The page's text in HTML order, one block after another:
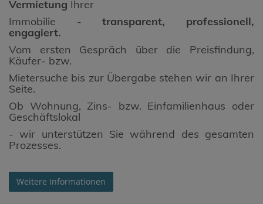
Vermietung Ihrer
Immobilie -transparent, professionell,
engagiert.
Vom ersten Gespräch über die Preisfindung,
Käufer- bzw.
Mietersuche bis zur Übergabe stehen wir an Ihrer
Seite.
Ob Wohnung, Zins- bzw. Einfamilienhaus oder
Geschäftslokal
- wir unterstützen Sie während des gesamten
Prozesses.
Weitere Informationen